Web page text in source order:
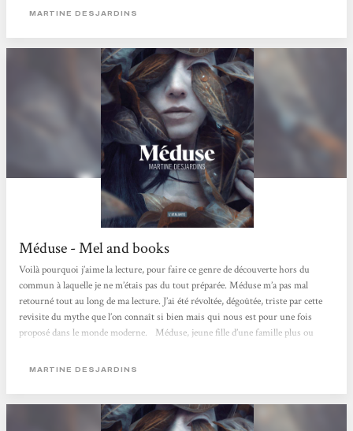
réécriture comme on en voit...
MARTINE DESJARDINS
Méduse - Mel and books
Voilà pourquoi j’aime la lecture, pour faire ce genre de découverte hors du
commun à laquelle je ne m’étais pas du tout préparée. Méduse m’a pas mal
retourné tout au long de ma lecture. J’ai été révoltée, dégoûtée, triste par cette
revisite du mythe que l’on connaît si bien mais qui nous est pour une fois
proposé dans le monde moderne.⠀Méduse, jeune fille d’une famille plus ou
particularité ? Des yeux que personne ne peut regarder...
MARTINE DESJARDINS